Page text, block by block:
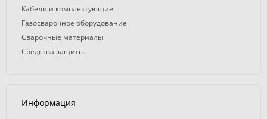
Кабели и комплектующие
Газосварочное оборудование
Сварочные материалы
Средства защиты
Информация